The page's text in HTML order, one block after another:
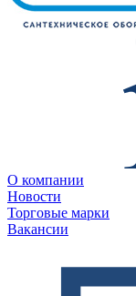
О компании
Новости
Торговые марки
Вакансии